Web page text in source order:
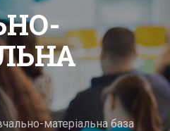
матеріальна база